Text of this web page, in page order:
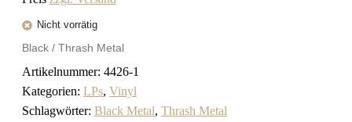
Nicht vorrätig
Black / Thrash Metal
Artikelnummer: 4426-1
Kategorien: LPs, Vinyl
Schlagwörter: Black Metal, Thrash Metal